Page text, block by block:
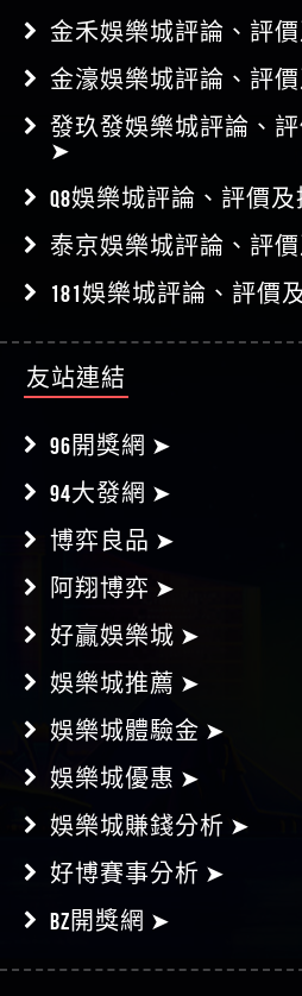
金禾娛樂城評論、評
金濠娛樂城評論、評
發玖發娛樂城評論、
➤
Q8娛樂城評論、評價
泰京娛樂城評論、評
181娛樂城評論、評價
友站連結
96開獎網 ➤
94大發網 ➤
博弈良品 ➤
阿翔博弈 ➤
好贏娛樂城 ➤
娛樂城推薦 ➤
娛樂城體驗金 ➤
娛樂城優惠 ➤
娛樂城賺錢分析 ➤
好博賽事分析 ➤
BZ開獎網 ➤